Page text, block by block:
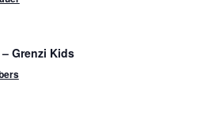
Grenzi Kids